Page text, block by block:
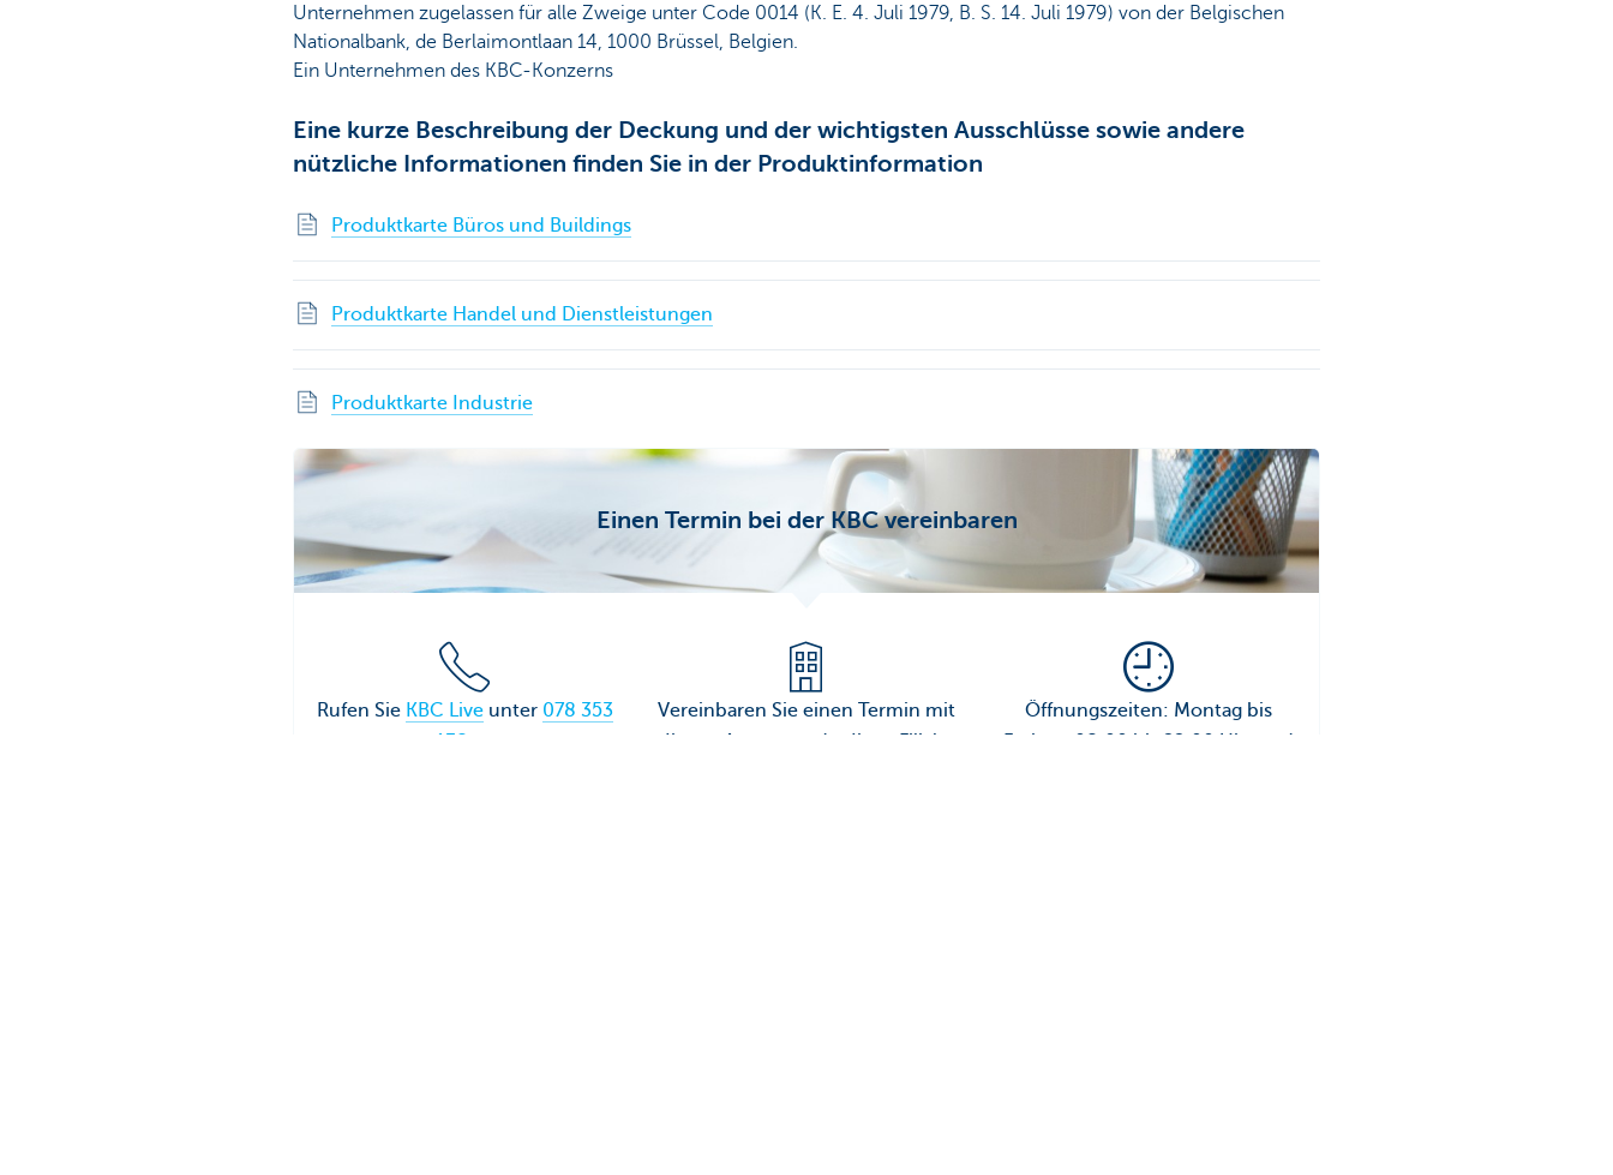
Unternehmen zugelassen für alle Zweige unter Code 0014 (K. E. 4. Juli 1979, B. S. 14. Juli 1979) von der Belgischen
Nationalbank, de Berlaimontlaan 14, 1000 Brüssel, Belgien.
Ein Unternehmen des KBC-Konzerns
Eine kurze Beschreibung der Deckung und der wichtigsten Ausschlüsse sowie andere
nützliche Informationen finden Sie in der Produktinformation
Produktkarte Büros und Buildings
Produktkarte Handel und Dienstleistungen
Produktkarte Industrie
Einen Termin bei der KBC vereinbaren
Rufen Sie KBC Liveunter 078 353
138
Vereinbaren Sie einen Termin mit
Ihrem Agenten oder Ihrer Filiale
Öffnungszeiten: Montag bis
Freitag: 08:00 bis 22:00 Uhr und